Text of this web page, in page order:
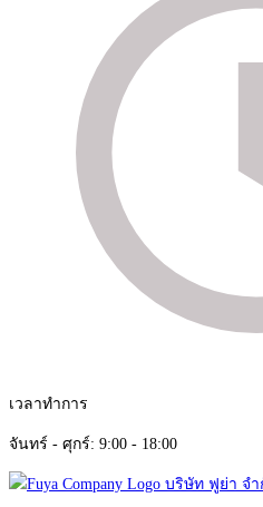
เวลาทำการ
จันทร์ - ศุกร์: 9:00 - 18:00